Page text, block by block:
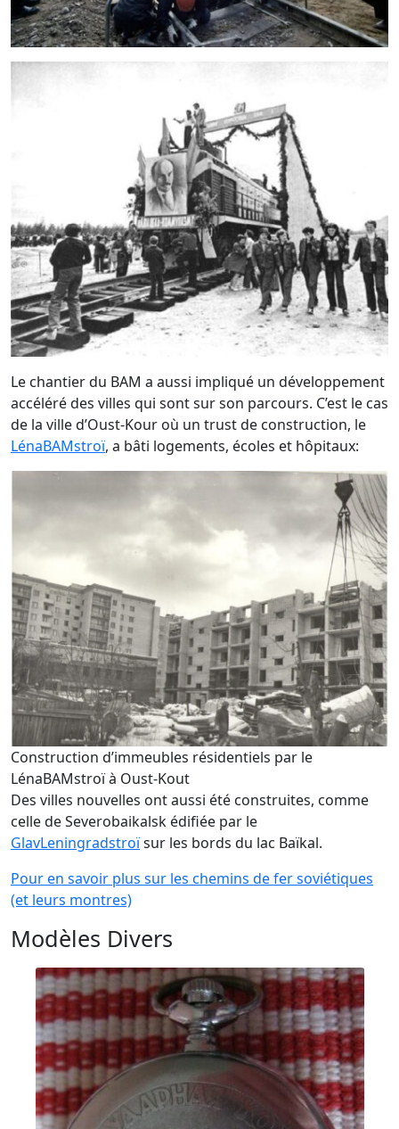
Le chantier du BAM a aussi impliqué un développement
accéléré des villes qui sont sur son parcours. C’est le cas
de la ville d’Oust-Kour où un trust de construction, le
LénaBAMstroï, a bâti logements, écoles et hôpitaux:
Construction d’immeubles résidentiels par le
LénaBAMstroï à Oust-Kout
Des villes nouvelles ont aussi été construites, comme
celle de Severobaikalsk édifiée par le
GlavLeningradstroïsur les bords du lac Baïkal.
Pour en savoir plus sur les chemins de fer soviétiques
(et leurs montres)
Modèles Divers